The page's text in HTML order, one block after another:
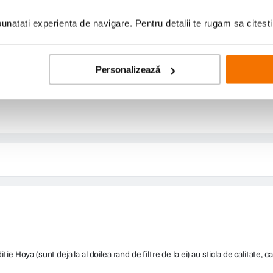
experienta de navigare. Pentru detalii te rugam sa citesti
Personalizează
Hoya (sunt deja la al doilea rand de filtre de la ei) au sticla de calitate,